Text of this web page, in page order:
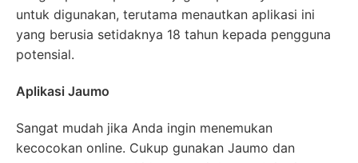
untuk digunakan, terutama menautkan aplikasi ini
yang berusia setidaknya 18 tahun kepada pengguna
potensial.
Aplikasi Jaumo
Sangat mudah jika Anda ingin menemukan
kecocokan online. Cukup gunakan Jaumo dan